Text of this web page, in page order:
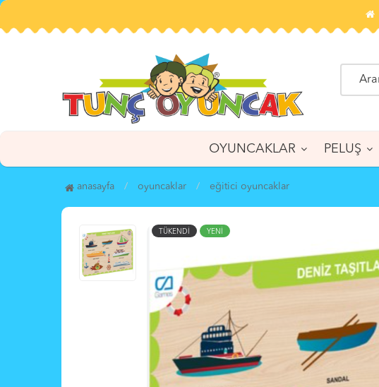
OYUNCAKLAR PELUŞ
anasayfa oyuncaklar eği̇ti̇ci̇ oyuncaklar
TÜKENDİ YENİ